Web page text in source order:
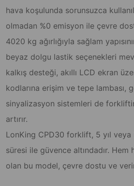
hava koşulunda sorunsuzca
olmadan %0 emisyon ile çevre
4020 kg ağırlığıyla sağlam
beyaz dolgu lastik seçenekleri
kalkış desteği, akıllı LCD ekran
kodlarına erişim ve tepe lambası,
sinyalizasyon sistemleri de
artırır.
LonKing CPD30 forklift, 5 yıl
süresi ile güvence altındadır. Hem
olan bu model, çevre dostu ve